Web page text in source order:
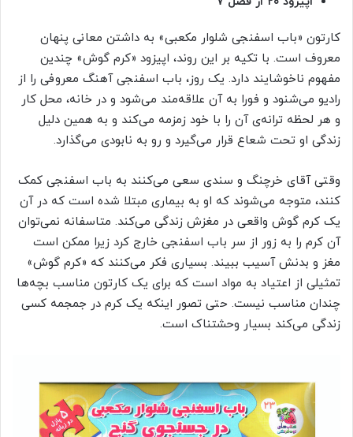
کارتون «باب اسفنجی شلوار مکعبی» به داشتن معانی پنهان
معروف است. با تکیه بر این روند، اپیزود «کرم گوش» چندین
مفهوم ناخوشایند دارد. یک روز، باب اسفنجی آهنگ معروفی را از
رادیو می‌شنود و فورا به آن علاقه‌مند می‌شود و در خانه، محل کار
و هر لحظه ترانه‌ی آن را با خود زمزمه می‌کند و به همین دلیل
زندگی او تحت شعاع قرار می‌گیرد و رو به نابودی می‌گذارد.
وقتی آقای خرچنگ و سندی سعی می‌کنند به باب اسفنجی کمک
کنند، متوجه می‌شوند که او به بیماری مبتلا شده است که در آن
یک کرم گوش واقعی در مغزش زندگی می‌کند. متاسفانه نمی‌توان
آن کرم را به زور از سر باب اسفنجی خارج کرد زیرا ممکن است
مغز و بدنش آسیب ببیند. بسیاری فکر می‌کنند که «کرم گوش»
تمثیلی از اعتیاد به مواد است که برای یک کارتون مناسب بچه‌ها
چندان مناسب نیست. حتی تصور اینکه یک کرم در جمجمه کسی
زندگی می‌کند بسیار وحشتناک است.